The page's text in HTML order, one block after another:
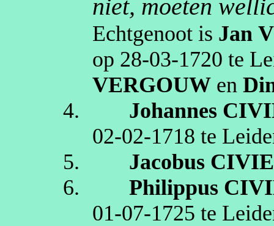
niet, moeten
Echtgenoot is Jan
op 28‑03‑1720 te
VERGOUW en
4.
Johannes
02‑02‑1718 te
5.
Jacobus
6.
Philippus
01‑07‑1725 te